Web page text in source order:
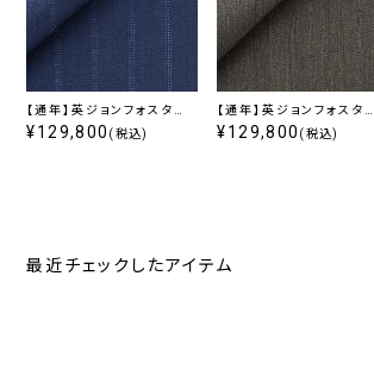
【通年】英ジョンフォスター
エクストラファインウール
¥129,800 (税込)
【通年】英ジョンフォスター
エクストラファインウール
¥129,800 (税込)
最近チェックしたアイテム